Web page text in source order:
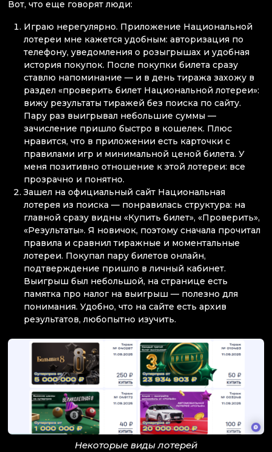
Вот, что еще говорят люди:
Играю нерегулярно. Приложение Национальной
лотереи мне кажется удобным: авторизация по
телефону, уведомления о розыгрышах и удобная
история покупок. После покупки билета сразу
ставлю напоминание — и в день тиража захожу в
раздел «проверить билет Национальной лотереи»:
вижу результаты тиражей без поиска по сайту.
Пару раз выигрывал небольшие суммы —
зачисление пришло быстро в кошелек. Плюс
нравится, что в приложении есть карточки с
правилами игр и минимальной ценой билета. У
меня позитивно отношение к этой лотереи: все
прозрачно и понятно.
Зашел на официальный сайт Национальная
лотерея из поиска — понравилась структура: на
главной сразу видны «Купить билет», «Проверить»,
«Результаты». Я новичок, поэтому сначала прочитал
правила и сравнил тиражные и моментальные
лотереи. Покупал пару билетов онлайн,
подтверждение пришло в личный кабинет.
Выигрыш был небольшой, на странице есть
памятка про налог на выигрыш — полезно для
понимания. Удобно, что на сайте есть архив
результатов, любопытно изучить.
Некоторые виды лотерей